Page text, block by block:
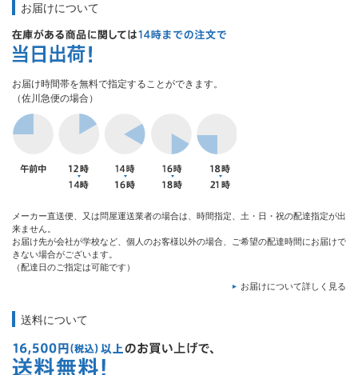
お届けについて
お届け時間帯を無料で指定することができます。
（佐川急便の場合）
メーカー直送便、又は問屋運送業者の場合は、時間指定、土・日・祝の配達指定が出
来ません。
お届け先が会社が学校など、個人のお客様以外の場合、ご希望の配達時間にお届けで
きない場合がございます。
（配達日のご指定は可能です）
お届けについて詳しく見る
送料について